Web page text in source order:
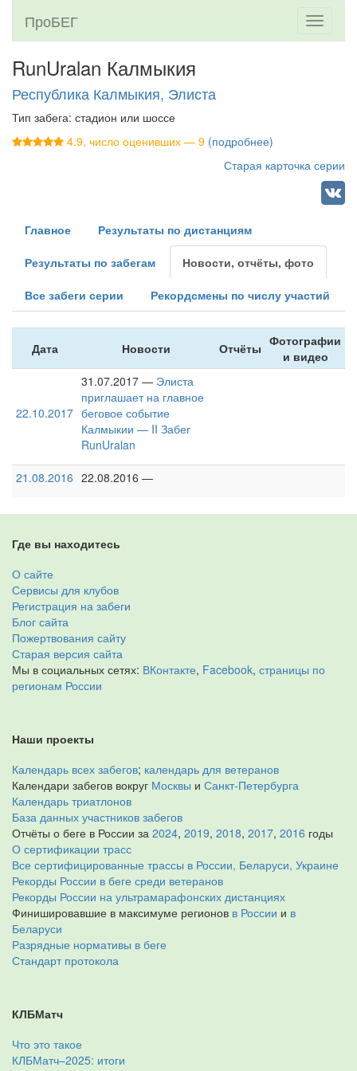
Toggle
ПроБЕГ
RunUralan Калмыкия
Республика Калмыкия, Элиста
Тип забега: стадион или шоссе
4.9, число оценивших — 9 (подробнее)
Старая карточка серии
Главное Результаты по дистанциям
Результаты по забегам Новости, отчёты, фото
Все забеги серии Рекордсмены по числу участий
Дата Новости Отчёты Фотографии
и видео
22.10.2017
31.07.2017 — Элиста
приглашает на главное
беговое событие
Калмыкии — II Забег
RunUralan
21.08.2016 22.08.2016 —
Где вы находитесь
О сайте
Сервисы для клубов
Регистрация на забеги
Блог сайта
Пожертвования сайту
Старая версия сайта
Мы в социальных сетях: ВКонтакте, Facebook, страницы по
регионам России
Наши проекты
Календарь всех забегов; календарь для ветеранов
Календари забегов вокруг Москвы и Санкт-Петербурга
Календарь триатлонов
База данных участников забегов
Отчёты о беге в России за 2024, 2019, 2018, 2017, 2016 годы
О сертификации трасс
Все сертифицированные трассы в России, Беларуси, Украине
Рекорды России в беге среди ветеранов
Рекорды России на ультрамарафонских дистанциях
Финишировавшие в максимуме регионов в России и в
Беларуси
Разрядные нормативы в беге
Стандарт протокола
КЛБМатч
Что это такое
КЛБМатч–2025: итоги